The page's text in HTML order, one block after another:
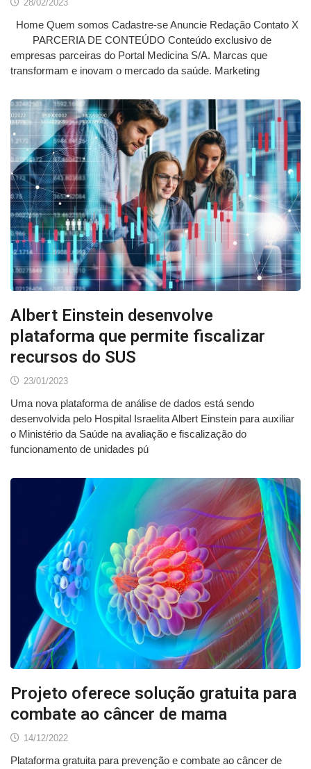
28/02/2023
Home Quem somos Cadastre-se Anuncie Redação Contato X
PARCERIA DE CONTEÚDO Conteúdo exclusivo de
empresas parceiras do Portal Medicina S/A. Marcas que
transformam e inovam o mercado da saúde. Marketing
Albert Einstein desenvolve
plataforma que permite fiscalizar
recursos do SUS
23/01/2023
Uma nova plataforma de análise de dados está sendo
desenvolvida pelo Hospital Israelita Albert Einstein para auxiliar
o Ministério da Saúde na avaliação e fiscalização do
funcionamento de unidades pú
Projeto oferece solução gratuita para
combate ao câncer de mama
14/12/2022
Plataforma gratuita para prevenção e combate ao câncer de